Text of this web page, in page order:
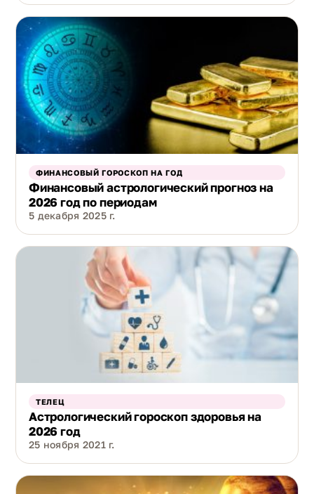
ФИНАНСОВЫЙ ГОРОСКОП НА ГОД
Финансовый астрологический прогноз на
2026 год по периодам
5 декабря 2025 г.
ТЕЛЕЦ
Астрологический гороскоп здоровья на
2026 год
25 ноября 2021 г.